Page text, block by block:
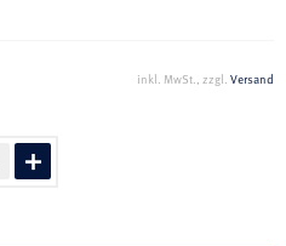
inkl. MwSt., zzgl. Versand